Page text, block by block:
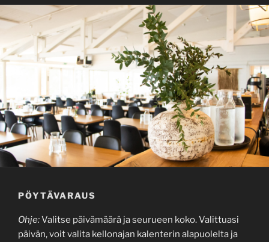
PÖYTÄVARAUS
Ohje:Valitse päivämäärä ja seurueen koko. Valittuasi
päivän, voit valita kellonajan kalenterin alapuolelta ja